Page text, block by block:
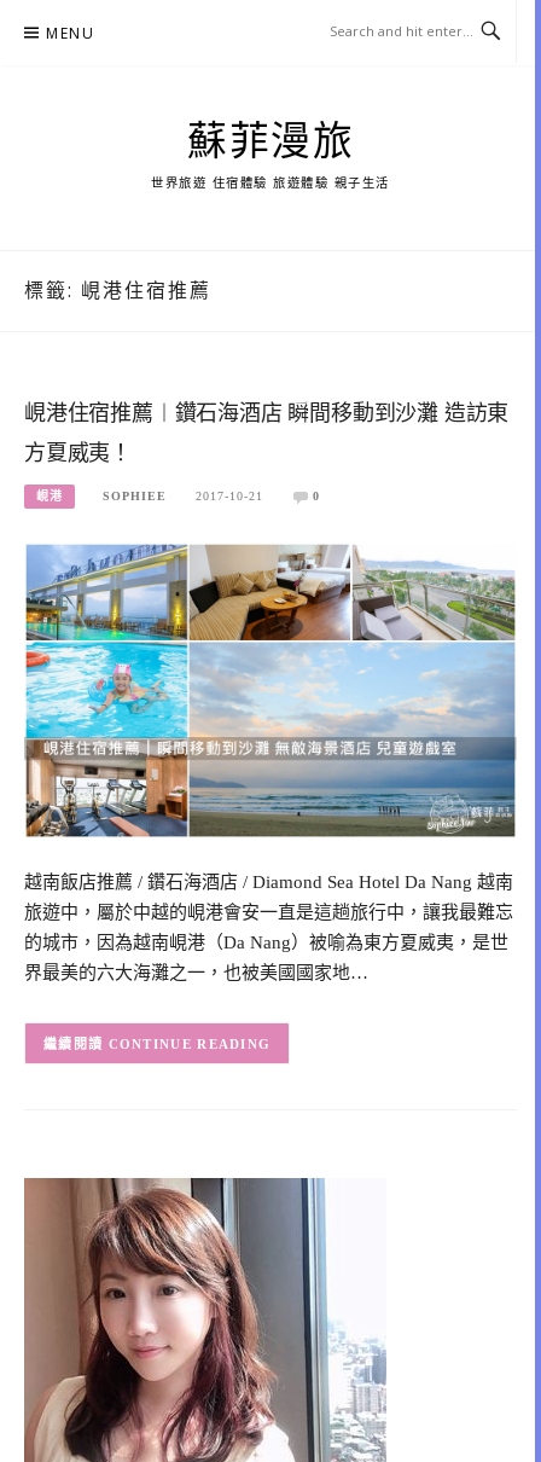
MENU
蘇菲漫旅
世界旅遊 住宿體驗 旅遊體驗 親子生活
標籤: 峴港住宿推薦
峴港住宿推薦︱鑽石海酒店 瞬間移動到沙灘 造訪東
方夏威夷！
峴港 SOPHIEE 2017-10-21 0
越南飯店推薦 / 鑽石海酒店 / Diamond Sea Hotel Da Nang 越南
旅遊中，屬於中越的峴港會安一直是這趟旅行中，讓我最難忘
的城市，因為越南峴港（Da Nang）被喻為東方夏威夷，是世
界最美的六大海灘之一，也被美國國家地…
CONTINUE READING